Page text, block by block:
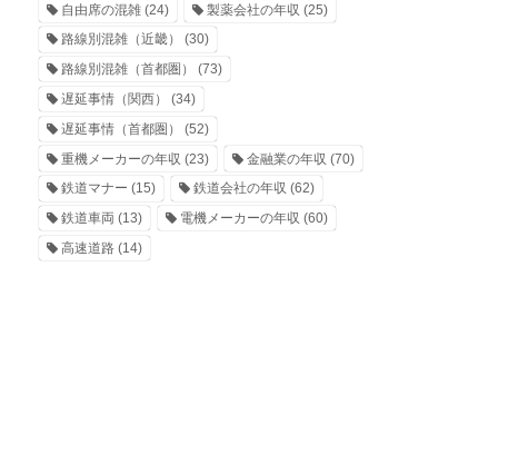
自由席の混雑 (24) 製薬会社の年収 (25)
路線別混雑（近畿）
(30)
路線別混雑（首都圏）
(73)
遅延事情（関西）
(34)
遅延事情（首都圏）
(52)
重機メーカーの年収 (23) 金融業の年収 (70)
鉄道マナー (15) 鉄道会社の年収 (62)
鉄道車両 (13) 電機メーカーの年収 (60)
高速道路 (14)